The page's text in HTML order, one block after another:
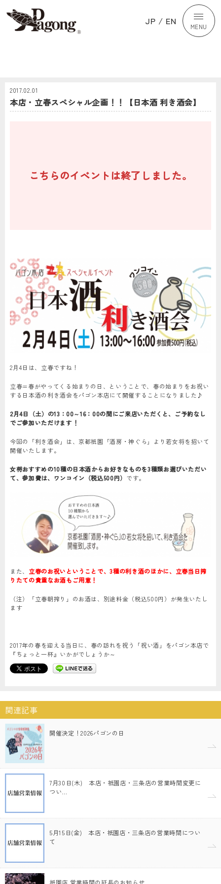
JP / EN MENU
2017.02.01
本店・立春スペシャル企画！！【日本酒 利き酒会】
こちらのイベントは終了しました。
2月4日は、立春ですね！
立春=春がやってくる始まりの日、ということで、春の始まりをお祝い
する日本酒の利き酒会をパゴン本店にて開催することになりました♪
2月4日（土）の13：00～16：00の間にご来店いただくと、ご予約なし
でご参加いただけます！
今回の「利き酒会」は、京都祇園「酒房・神ぐら」より若女将を招いて
開催いたします。
女将おすすめの10種の日本酒からお好きなものを3種類お選びいただい
て、参加費は、ワンコイン（税込500円） です。
また、 立春のお祝いということで、3種の利き酒のほかに、立春当日搾
りたての貴重なお酒もご用意！
（注）「立春朝搾り」のお酒は、別途料金（税込500円）が発生いたし
ます
2017年の春を迎える当日に、春の訪れを祝う「祝い酒」をパゴン本店で
『ちょっと一杯』いかがでしょうか～
関連記事
開催決定！2026パゴンの日
7月30日(木) 本店・祇園店・三条店の営業時間変更に
つい…
5月15日(金) 本店・祇園店・三条店の営業時間につい
て